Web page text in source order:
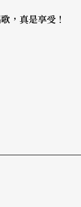
提古箏的結
樂譜的新曲，
礽表示，每次
的方法，除了
，真是享受！